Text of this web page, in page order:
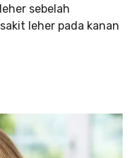
sebelah
leher pada kanan